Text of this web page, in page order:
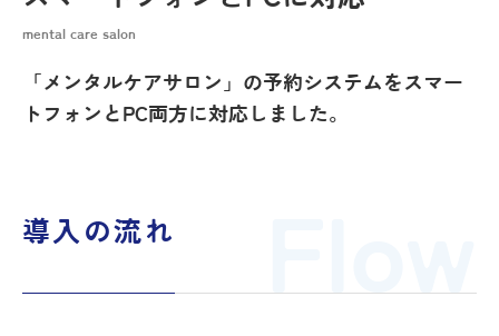
mental care salon
「メンタルケアサロン」の予約システムをスマー
トフォンとPC両方に対応しました。
導入の流れ